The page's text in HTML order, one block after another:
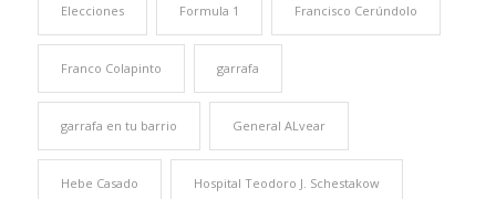
Elecciones Formula 1 Francisco Cerúndolo
Franco Colapinto garrafa
garrafa en tu barrio General ALvear
Hebe Casado Hospital Teodoro J. Schestakow